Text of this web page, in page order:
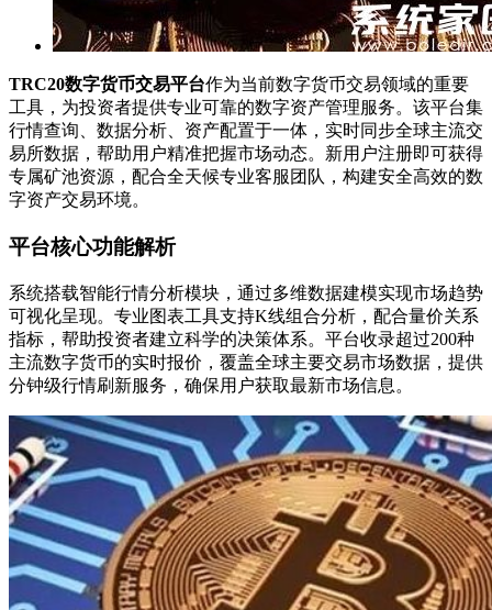
TRC20数字货币交易平台作为当前数字货币交易领域的重要
工具，为投资者提供专业可靠的数字资产管理服务。该平台集
行情查询、数据分析、资产配置于一体，实时同步全球主流交
易所数据，帮助用户精准把握市场动态。新用户注册即可获得
专属矿池资源，配合全天候专业客服团队，构建安全高效的数
字资产交易环境。
平台核心功能解析
系统搭载智能行情分析模块，通过多维数据建模实现市场趋势
可视化呈现。专业图表工具支持K线组合分析，配合量价关系
指标，帮助投资者建立科学的决策体系。平台收录超过200种
主流数字货币的实时报价，覆盖全球主要交易市场数据，提供
分钟级行情刷新服务，确保用户获取最新市场信息。